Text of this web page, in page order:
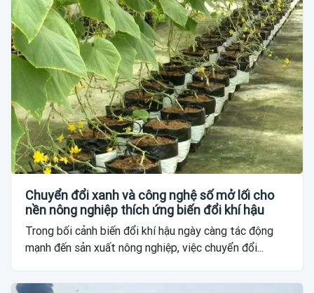
Chuyển đổi xanh và công nghệ số mở lối cho
nền nông nghiệp thích ứng biến đổi khí hậu
Trong bối cảnh biến đổi khí hậu ngày càng tác động
mạnh đến sản xuất nông nghiệp, việc chuyển đổi...